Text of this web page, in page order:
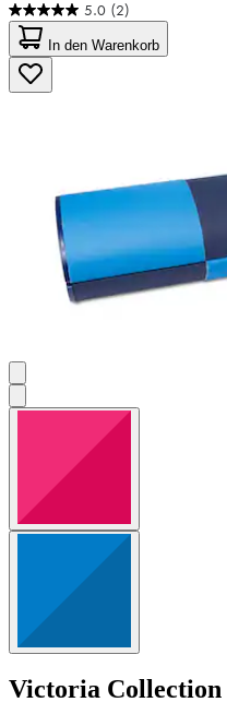
5.0 (2)
5.0
von
5
Sternen.
2
In den Warenkorb
Victoria Collection